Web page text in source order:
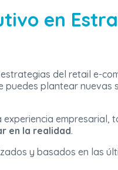
en
del retail e-
plantear nuevas
empresarial,
en la realidad.
y basados en las